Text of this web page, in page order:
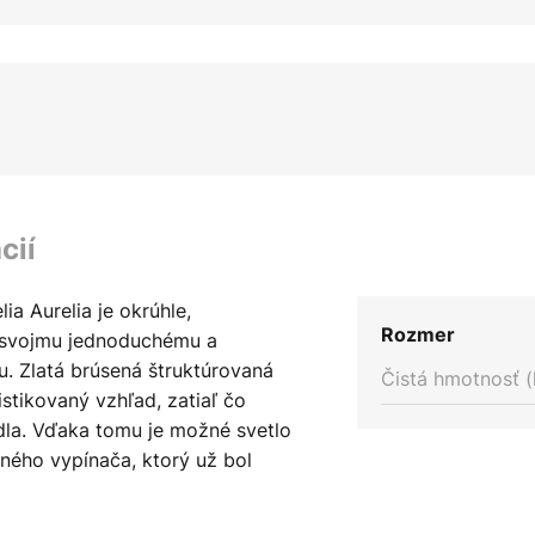
Aurelia je okrúhle,
jednoduchému a
Zlatá brúsená štruktúrovaná
vzhľad, zatiaľ čo
Vďaka tomu je možné svetlo
vypínača, ktorý už bol
Rozmer
Čistá hmotnosť